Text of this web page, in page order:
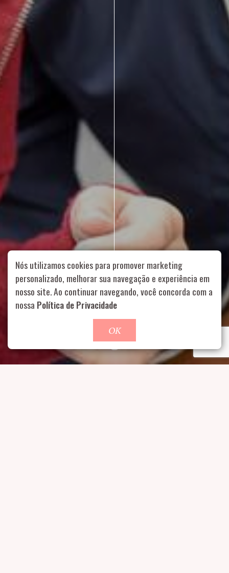
Rua Aurélia, 1714 – Vila Romana, São Paulo – SP
99178-5848
| contato@nucleofood.com
Role para continar
Nós utilizamos cookies para promover marketing
personalizado, melhorar sua navegação e experiência em
nosso site. Ao continuar navegando, você concorda com a
nossa Política de Privacidade
OK